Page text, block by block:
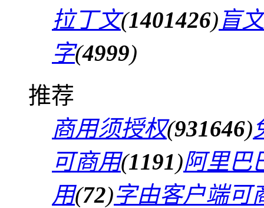
拉丁文(1401426)盲文
字(4999)
推荐
商用须授权(931646)
可商用(1191)阿里巴
用(72)字由客户端可